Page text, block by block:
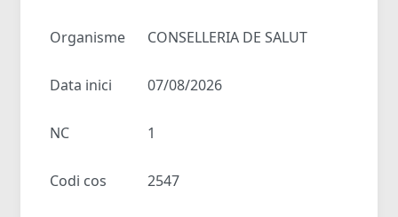
Organisme CONSELLERIA DE SALUT
Data inici 07/08/2026
NC 1
Codi cos 2547